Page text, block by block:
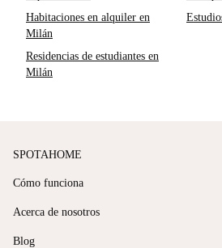
Habitaciones en alquiler en
Milán
Residencias de estudiantes en
Milán
SPOTAHOME
Cómo funciona
Acerca de nosotros
Blog